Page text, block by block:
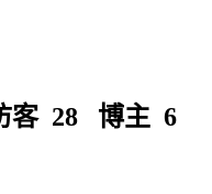
客 28 博主 6